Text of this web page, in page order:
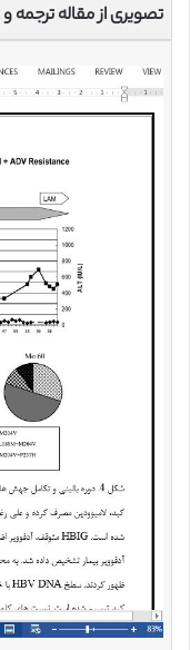
تصویری از مقاله ترجمه